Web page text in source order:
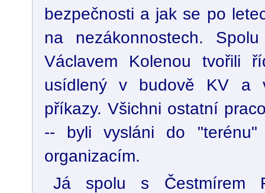
bezpečnosti a jak se po
na nezákonnostech.
Václavem Kolenou tvořili
usídlený v budově KV a
příkazy. Všichni ostatní
-- byli vysláni do "terénu"
organizacím.
Já spolu s Čestmírem